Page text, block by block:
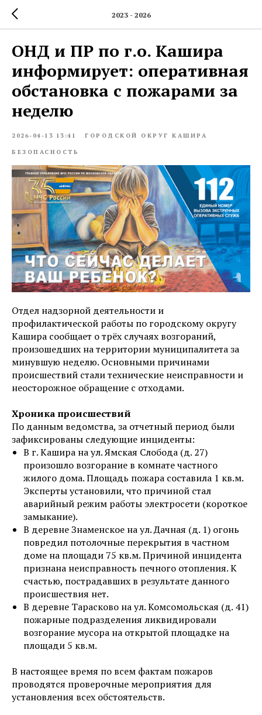
2023 - 2026
ОНД и ПР по г.о. Кашира
информирует: оперативная
обстановка с пожарами за
неделю
2026-04-13 13:41 ГОРОДСКОЙ ОКРУГ КАШИРА
БЕЗОПАСНОСТЬ
Отдел надзорной деятельности и
профилактической работы по городскому округу
Кашира сообщает о трёх случаях возгораний,
произошедших на территории муниципалитета за
минувшую неделю. Основными причинами
происшествий стали технические неисправности и
неосторожное обращение с отходами.
Хроника происшествий
По данным ведомства, за отчетный период были
зафиксированы следующие инциденты:
В г. Кашира на ул. Ямская Слобода (д. 27)
произошло возгорание в комнате частного
жилого дома. Площадь пожара составила 1 кв.м.
Эксперты установили, что причиной стал
аварийный режим работы электросети (короткое
замыкание).
В деревне Знаменское на ул. Дачная (д. 1) огонь
повредил потолочные перекрытия в частном
доме на площади 75 кв.м. Причиной инцидента
признана неисправность печного отопления. К
счастью, пострадавших в результате данного
происшествия нет.
В деревне Тарасково на ул. Комсомольская (д. 41)
пожарные подразделения ликвидировали
возгорание мусора на открытой площадке на
площади 5 кв.м.
В настоящее время по всем фактам пожаров
проводятся проверочные мероприятия для
установления всех обстоятельств.